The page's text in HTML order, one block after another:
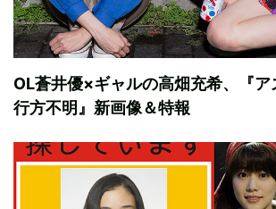
OL蒼井優×ギャルの高畑充希、『ア
行方不明』新画像＆特報